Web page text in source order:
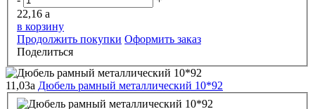
22,16 a
в корзину
Продолжить покупки Оформить заказ
Поделиться
11,03a Дюбель рамный металлический 10*92